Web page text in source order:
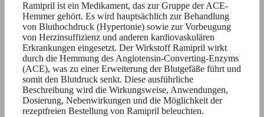
Ramipril ist ein Medikament, das zur Gruppe der ACE-
Hemmer gehört. Es wird hauptsächlich zur Behandlung
von Bluthochdruck (Hypertonie) sowie zur Vorbeugung
von Herzinsuffizienz und anderen kardiovaskulären
Erkrankungen eingesetzt. Der Wirkstoff Ramipril wirkt
durch die Hemmung des Angiotensin-Converting-Enzyms
(ACE), was zu einer Erweiterung der Blutgefäße führt und
somit den Blutdruck senkt. Diese ausführliche
Beschreibung wird die Wirkungsweise, Anwendungen,
Dosierung, Nebenwirkungen und die Möglichkeit der
rezeptfreien Bestellung von Ramipril beleuchten.